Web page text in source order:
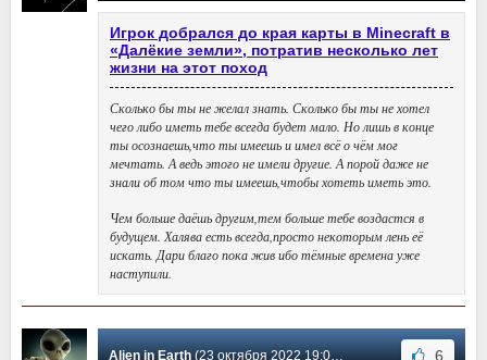
Игрок добрался до края карты в Minecraft в
«Далёкие земли», потратив несколько лет
жизни на этот поход
Сколько бы ты не желал знать. Сколько бы ты не хотел
чего либо иметь тебе всегда будет мало. Но лишь в конце
ты осознаешь,что ты имеешь и имел всё о чём мог
мечтать. А ведь этого не имели другие. А порой даже не
знали об том что ты имеешь,чтобы хотеть иметь это.
Чем больше даёшь другим,тем больше тебе воздастся в
будущем. Халява есть всегда,просто некоторым лень её
искать. Дари благо пока жив ибо тёмные времена уже
наступили.
Alien in Earth(23 октября 2022 19:08) Сообщение #57 6